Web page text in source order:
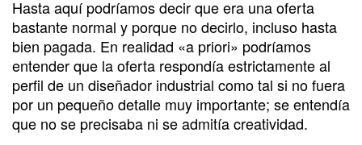
Hasta aquí podríamos decir que era una oferta
bastante normal y porque no decirlo, incluso hasta
bien pagada. En realidad «a priori» podríamos
entender que la oferta respondía estrictamente al
perfil de un diseñador industrial como tal si no fuera
por un pequeño detalle muy importante; se entendía
que no se precisaba ni se admitía creatividad.